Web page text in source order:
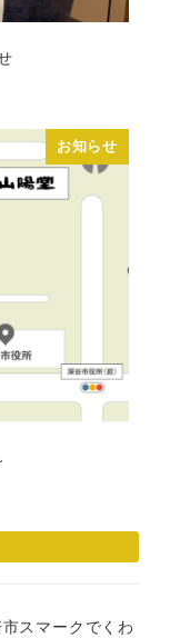
お知らせ
スマークでくわ